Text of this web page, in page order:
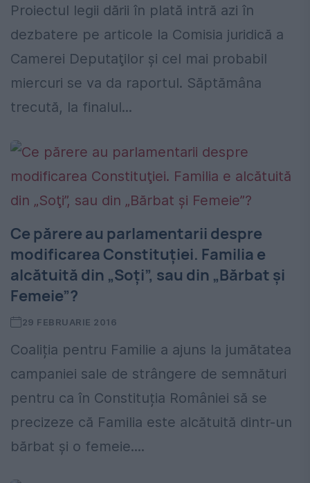
Proiectul legii dării în plată intră azi în
dezbatere pe articole la Comisia juridică a
Camerei Deputaţilor şi cel mai probabil
miercuri se va da raportul. Săptămâna
trecută, la finalul...
Ce părere au parlamentarii despre
modificarea Constituţiei. Familia e
alcătuită din „Soţi”, sau din „Bărbat şi
Femeie”?
29 FEBRUARIE 2016
Coaliția pentru Familie a ajuns la jumătatea
campaniei sale de strângere de semnături
pentru ca în Constituția României să se
precizeze că Familia este alcătuită dintr-un
bărbat și o femeie....